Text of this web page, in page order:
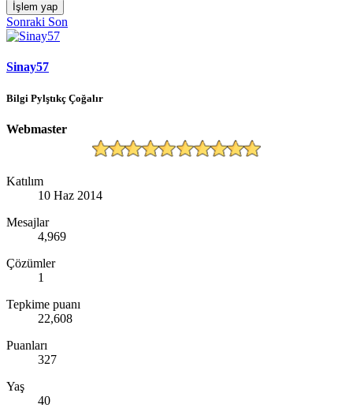
İşlem yap
Sonraki Son
Sinay57
Bilgi Pylştıkç Çoğalır
Webmaster
Katılım
10 Haz 2014
Mesajlar
4,969
Çözümler
1
Tepkime puanı
22,608
Puanları
327
Yaş
40